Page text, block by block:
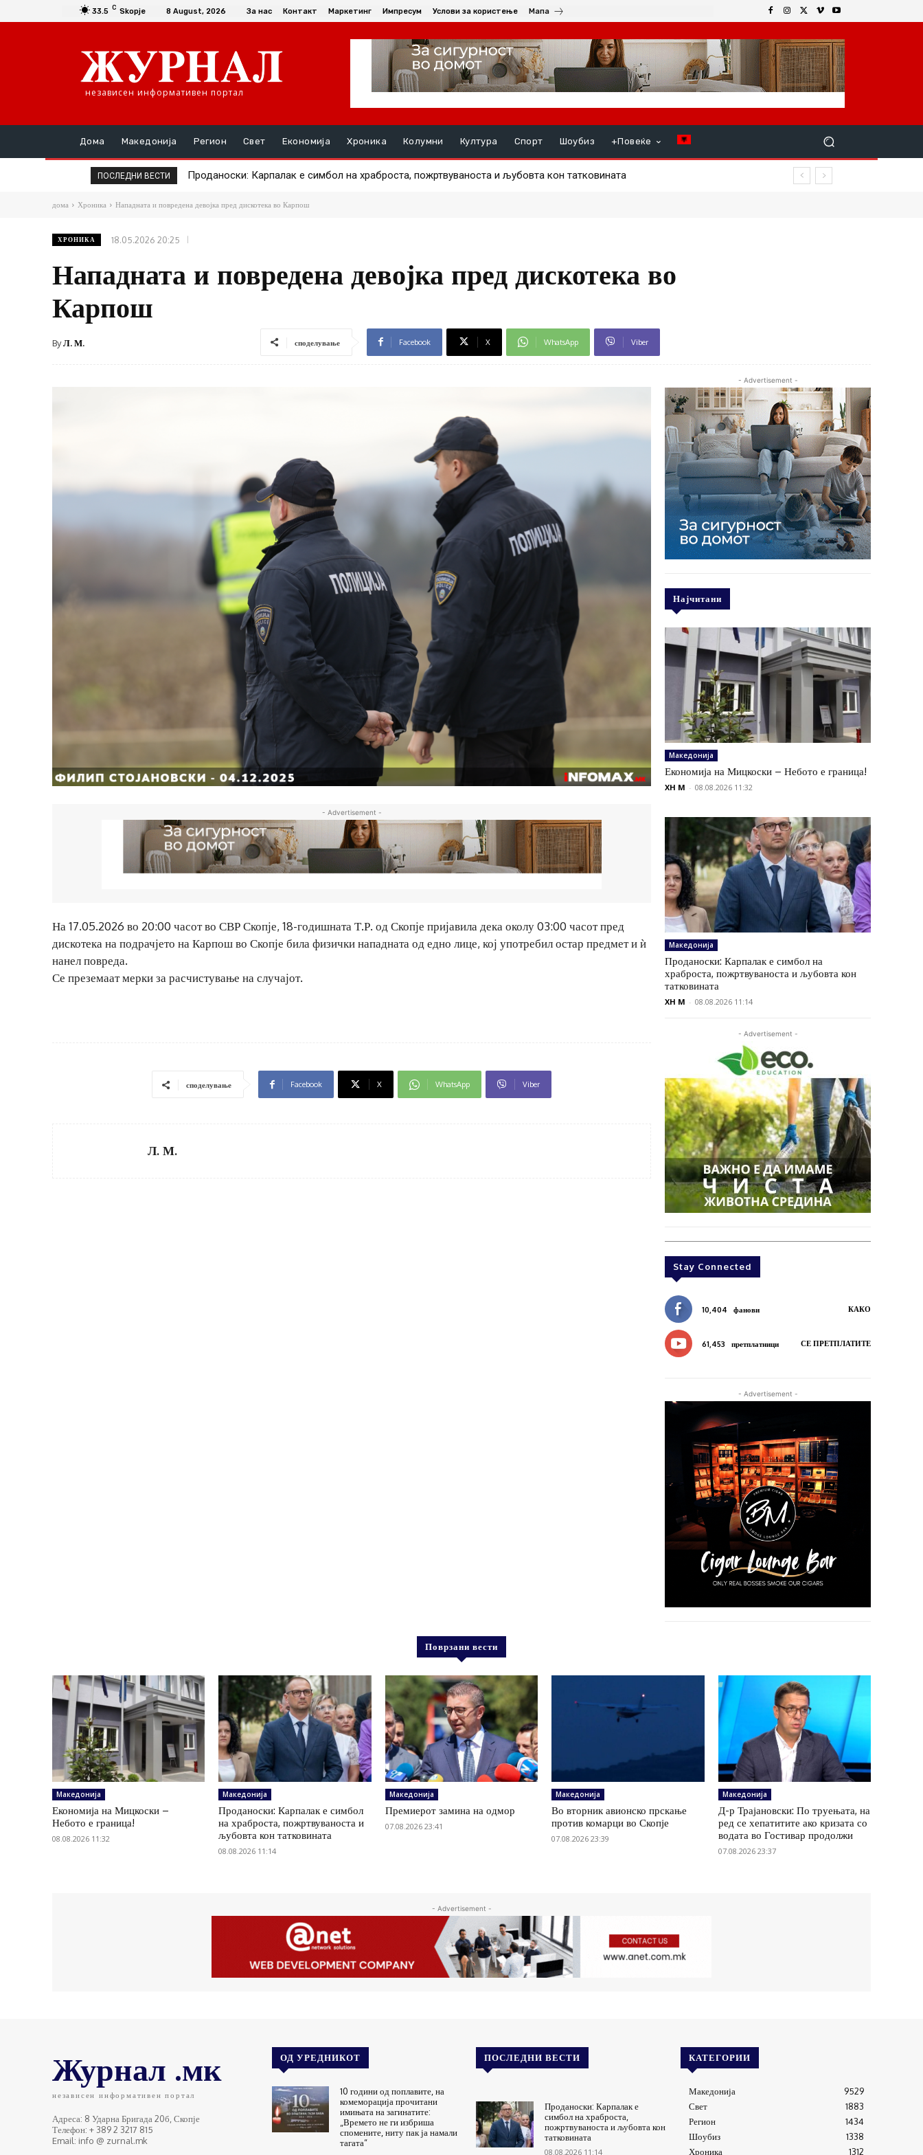
33.5 C Skopje 8 August, 2026 За нас Контакт Маркетинг Импресум Услови за користење Мапа
независен информативен портал
Дома Македонија Регион Свет Економија Хроника Колумни Култура Спорт Шоубиз +Повеќе
ПОСЛЕДНИ ВЕСТИ Проданоски: Карпалак е симбол на храброста, пожртвуваноста и љубовта кон татковината
Премиерот замина на одмор
дома Хроника Нападната и повредена девојка пред дискотека во Карпош
ХРОНИКА 18.05.2026 20:25
Нападната и повредена девојка пред дискотека во
Карпош
ByЛ. М. споделување Facebook X WhatsApp Viber
- Advertisement -
На 17.05.2026 во 20:00 часот во СВР Скопје, 18-годишната Т.Р. од Скопје пријавила дека околу 03:00 часот пред
дискотека на подрачјето на Карпош во Скопје била физички нападната од едно лице, кој употребил остар предмет и ѝ
нанел повреда.
Се преземаат мерки за расчистување на случајот.
споделување Facebook X WhatsApp Viber
Л. М.
- Advertisement -
Најчитани
Македонија
Економија на Мицкоски – Небото е граница!
XH M - 08.08.2026 11:32
Македонија
Проданоски: Карпалак е симбол на
храброста, пожртвуваноста и љубовта кон
татковината
XH M - 08.08.2026 11:14
- Advertisement -
Stay Connected
10,404 фанови КАКО
61,453 претплатници СЕ ПРЕТПЛАТИТЕ
- Advertisement -
Поврзани вести
Македонија
Економија на Мицкоски –
Небото е граница!
08.08.2026 11:32
Македонија
Проданоски: Карпалак е симбол
на храброста, пожртвуваноста и
љубовта кон татковината
08.08.2026 11:14
Македонија
Премиерот замина на одмор
07.08.2026 23:41
Македонија
Во вторник авионско прскање
против комарци во Скопје
07.08.2026 23:39
Македонија
Д-р Трајановски: По труењата, на
ред се хепатитите ако кризата со
водата во Гостивар продолжи
07.08.2026 23:37
- Advertisement -
Журнал .мк
независен информативен портал
Адреса: 8 Ударна Бригада 20б, Скопје
Телефон: + 389 2 3217 815
Email: info @ zurnal.mk
ОД УРЕДНИКОТ
10 години од поплавите, на
комеморација прочитани
имињата на загинатите:
„Времето не ги избриша
спомените, ниту пак ја намали
тагата“
ПОСЛЕДНИ ВЕСТИ
Проданоски: Карпалак е
симбол на храброста,
пожртвуваноста и љубовта кон
татковината
08.08.2026 11:14
КАТЕГОРИИ
Македонија
9529
Свет
1883
Регион
1434
Шоубиз
1338
Хроника
1312